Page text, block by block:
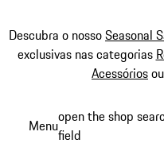
Descubra o nossoSeasonal
exclusivas nas categorias
Acessóriosou
conteúdo
Menuopen the shop
field